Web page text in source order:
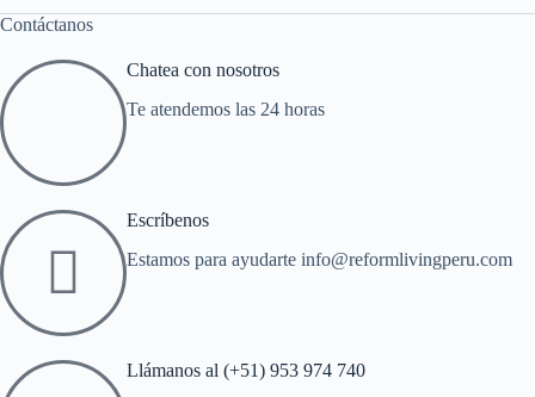
Contáctanos
Chatea con nosotros
Te atendemos las 24 horas
Escríbenos
Estamos para ayudarte info@reformlivingperu.com
Llámanos al (+51) 953 974 740